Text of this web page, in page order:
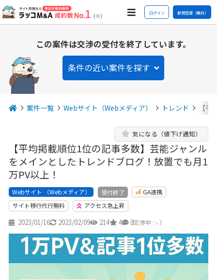
(※) ログイン 新規登録（無料）
この案件は交渉の受付を終了しています。
条件の近い案件を探す
案件一覧 Webサイト（Webメディア） トレンド 【
【平均掲載順位1位の記事多数】芸能ジャンル
をメインとしたトレンドブログ！放置でも月1
万PV以上！
気になる（値下げ通知）
Webサイト （Webメディア） 受付終了
GA連携
サイト移行代行無料
アクセス急上昇
2023/01/16 2023/02/09 214 4 3
（交渉中 : - ）